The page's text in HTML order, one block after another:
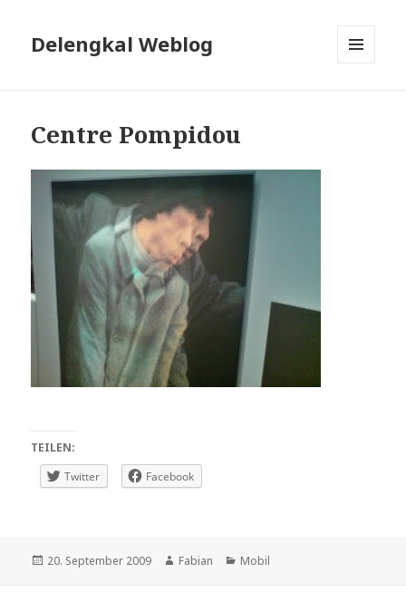
Delengkal Weblog
Centre Pompidou
TEILEN:
Twitter
Facebook
Veröffentlicht
20. September 2009 Autor
Fabian Kategorien
Mobil